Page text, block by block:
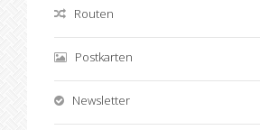
Routen
Postkarten
Newsletter